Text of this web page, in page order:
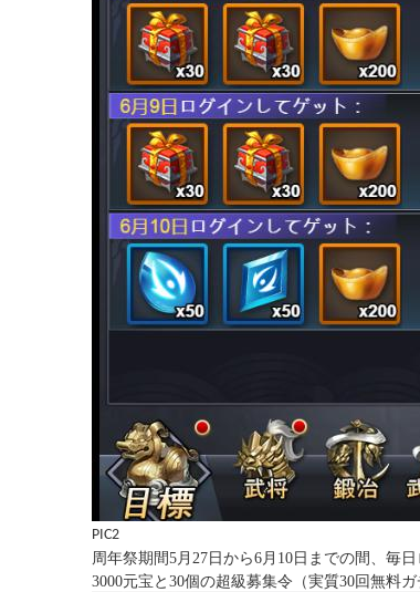
PIC2
周年祭期間5月27日から6月10日までの間、毎
3000元宝と30個の超級募集令（実質30回無料ガ